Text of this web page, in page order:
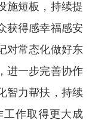
施短板，持续提
获得感幸福感安
对常态化做好东
进一步完善协作
智力帮扶，持续
作取得更大成